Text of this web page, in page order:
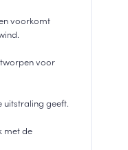
voorkomt
voor
uitstraling geeft.
met de